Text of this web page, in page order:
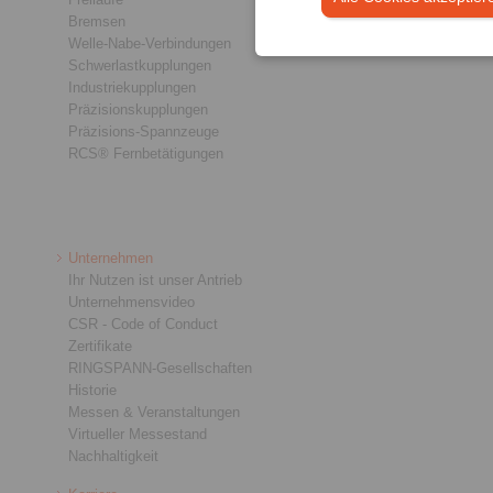
Bremsen
Welle-Nabe-Verbindungen
Schwerlastkupplungen
Industriekupplungen
Präzisionskupplungen
Präzisions-Spannzeuge
RCS® Fernbetätigungen
Unternehmen
Ihr Nutzen ist unser Antrieb
Unternehmensvideo
CSR - Code of Conduct
Zertifikate
RINGSPANN-Gesellschaften
Historie
Messen & Veranstaltungen
Virtueller Messestand
Nachhaltigkeit